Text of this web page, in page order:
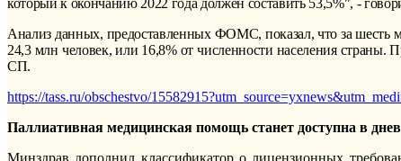
который к окончанию 2022 года должен составить 53,5%", -
Анализ данных, предоставленных ФОМС, показал, что за шесть
24,3 млн человек, или 16,8% от численности населения
СП.
https://tass.ru/obschestvo/
Паллиативная медицинская помощь станет доступна в
Минздрав дополнил классификатор о лицензионных